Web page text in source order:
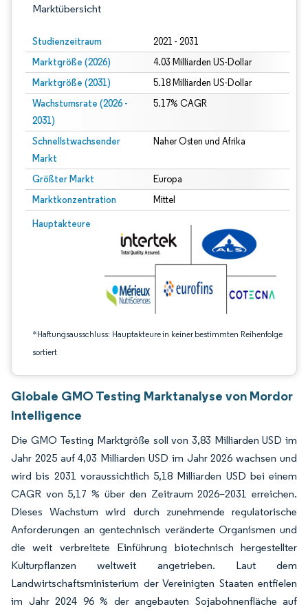
Marktübersicht
Studienzeitraum 2021 - 2031
Marktgröße (2026) 4.03 Milliarden US-Dollar
Marktgröße (2031) 5.18 Milliarden US-Dollar
Wachstumsrate (2026 -
2031)
5.17% CAGR
Schnellstwachsender
Markt
Naher Osten und Afrika
Größter Markt Europa
Marktkonzentration Mittel
Hauptakteure
*Haftungsausschluss: Hauptakteure in keiner bestimmten Reihenfolge
sortiert
Bild © Mordor Intelligence. Wiederverwendung erfordert Namensnennung
Globale GMO Testing Marktanalyse von Mordor
Intelligence
Die GMO Testing Marktgröße soll von 3,83 Milliarden USD im
Jahr 2025 auf 4,03 Milliarden USD im Jahr 2026 wachsen und
wird bis 2031 voraussichtlich 5,18 Milliarden USD bei einem
CAGR von 5,17 % über den Zeitraum 2026–2031 erreichen.
Dieses Wachstum wird durch zunehmende regulatorische
Anforderungen an gentechnisch veränderte Organismen und
die weit verbreitete Einführung biotechnisch hergestellter
Kulturpflanzen weltweit angetrieben. Laut dem
Landwirtschaftsministerium der Vereinigten Staaten entfielen
im Jahr 2024 96 % der angebauten Sojabohnenfläche auf